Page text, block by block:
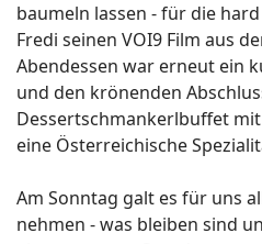
baumeln lassen - für die
Fredi seinen VOI9 Film aus
Abendessen war erneut ein
und den krönenden
Dessertschmankerlbuffet
eine Österreichische
Am Sonntag galt es für uns
nehmen - was bleiben sind